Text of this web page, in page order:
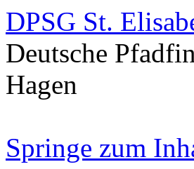
DPSG St.
Deutsche
Hagen
Springe zum